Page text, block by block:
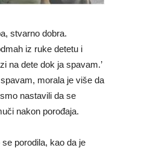
stvarno dobra.
iz ruke detetu i
na dete dok ja spavam.’
morala je više da
nastavili da se
nakon porođaja.
porodila, kao da je